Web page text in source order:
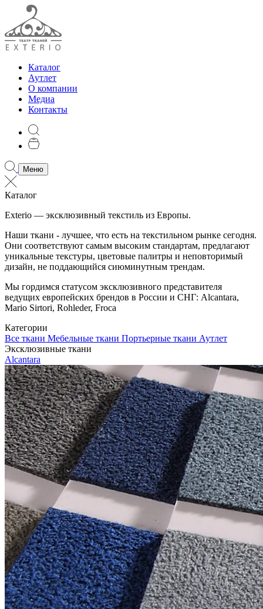
Каталог
Аутлет
О компании
Медиа
Контакты
Меню
Каталог
Exterio — эксклюзивный текстиль из Европы.
Наши ткани - лучшее, что есть на текстильном рынке сегодня.
Они соответствуют самым высоким стандартам, предлагают
уникальные текстуры, цветовые палитры и неповторимый
дизайн, не поддающийся сиюминутным трендам.
Мы гордимся статусом эксклюзивного представителя
ведущих европейских брендов в России и СНГ: Alcantara,
Mario Sirtori, Rohleder, Froca
Категории
Все ткани Мебельные ткани Портьерные ткани Аутлет
Эксклюзивные ткани
Alcantara